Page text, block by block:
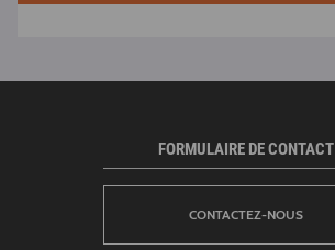
FORMULAIRE DE CONTACT
CONTACTEZ-NOUS